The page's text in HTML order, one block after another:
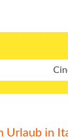
Urlaub in